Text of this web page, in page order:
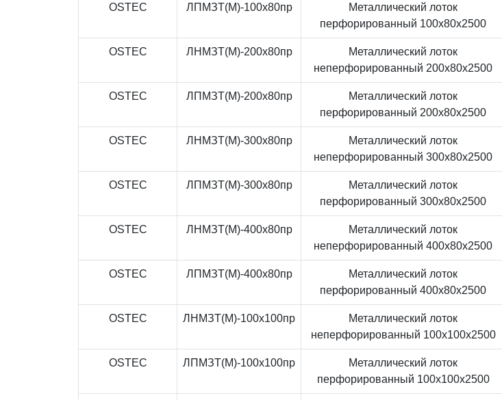
OSTEC ЛПМЗТ(М)-100x80пр
Металлический лоток
перфорированный 100x80x2500
OSTEC ЛНМЗТ(М)-200x80пр
Металлический лоток
неперфорированный 200x80x2500
OSTEC ЛПМЗТ(М)-200x80пр
Металлический лоток
перфорированный 200x80x2500
OSTEC ЛНМЗТ(М)-300x80пр
Металлический лоток
неперфорированный 300x80x2500
OSTEC ЛПМЗТ(М)-300x80пр
Металлический лоток
перфорированный 300x80x2500
OSTEC ЛНМЗТ(М)-400x80пр
Металлический лоток
неперфорированный 400x80x2500
OSTEC ЛПМЗТ(М)-400x80пр
Металлический лоток
перфорированный 400x80x2500
OSTEC ЛНМЗТ(М)-100x100пр
Металлический лоток
неперфорированный 100x100x2500
OSTEC ЛПМЗТ(М)-100x100пр
Металлический лоток
перфорированный 100x100x2500